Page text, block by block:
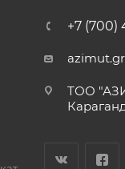
+7 (700)
ТОО